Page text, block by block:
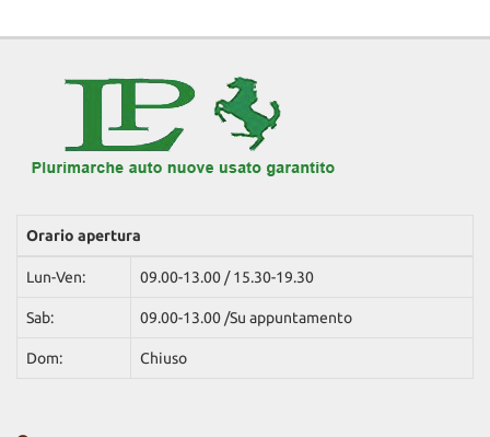
Orario apertura
Lun-Ven: 09.00-13.00 / 15.30-19.30
Sab: 09.00-13.00 /Su appuntamento
Dom: Chiuso